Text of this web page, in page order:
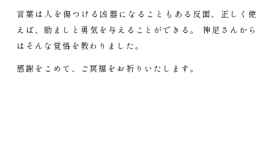
言葉は人を傷つける凶器になることもある反面、正しく使
えば、励ましと勇気を与えることができる。 神足さんから
はそんな覚悟を教わりました。
感謝をこめて、ご冥福をお祈りいたします。